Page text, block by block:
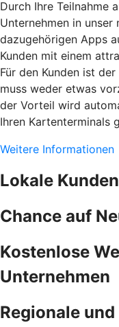
Durch Ihre Teilnahme
Unternehmen in
dazugehörigen Apps
Kunden mit einem
Für den Kunden ist
muss weder etwas
der Vorteil wird
Ihren Kartenterminals
Weitere Informationen
Lokale
Chance auf
Kostenlose
Unternehmen
Regionale